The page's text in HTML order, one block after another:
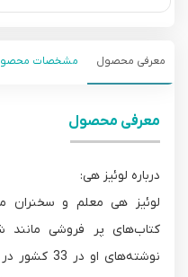
معرفی محصول مشخصات
معرفی محصول
درباره لوئیز هی:
کتاب‌های پر فروشی